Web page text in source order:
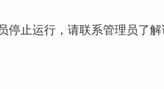
停止运行，请联系管理员了